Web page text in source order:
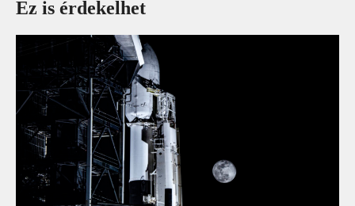
Ez is érdekelhet